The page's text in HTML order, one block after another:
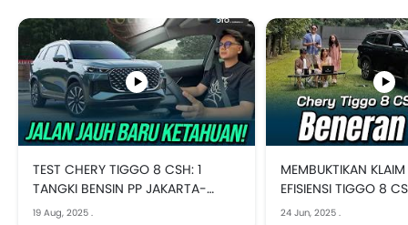
TEST CHERY TIGGO 8 CSH: 1
TANGKI BENSIN PP JAKARTA-
PALEMBANG
19 Aug, 2025 .
MEMBUKTIKAN
EFISIENSI TIGGO 8
BANDUNG PP!
24 Jun, 2025 .